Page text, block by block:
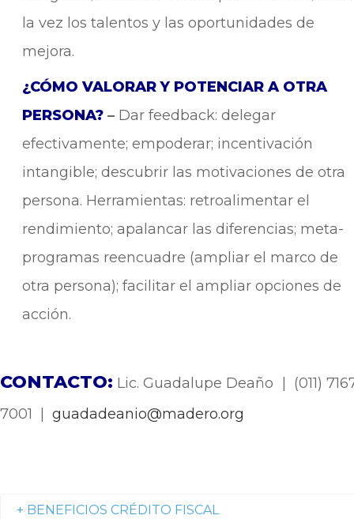
la vez los talentos y las oportunidades de
mejora.
¿CÓMO VALORAR Y POTENCIAR A OTRA
PERSONA? – Dar feedback: delegar
efectivamente; empoderar; incentivación
intangible; descubrir las motivaciones de otra
persona. Herramientas: retroalimentar el
rendimiento; apalancar las diferencias; meta-
programas reencuadre (ampliar el marco de
otra persona); facilitar el ampliar opciones de
acción.
CONTACTO: Lic. Guadalupe Deaño | (011)
7001 | guadadeanio@madero.org
+ BENEFICIOS CRÉDITO FISCAL